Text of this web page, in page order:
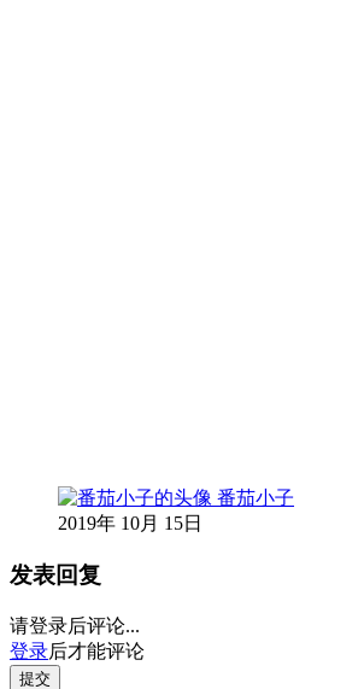
番茄小子
2019年 10月 15日
发表回复
请登录后评论...
登录后才能评论
提交